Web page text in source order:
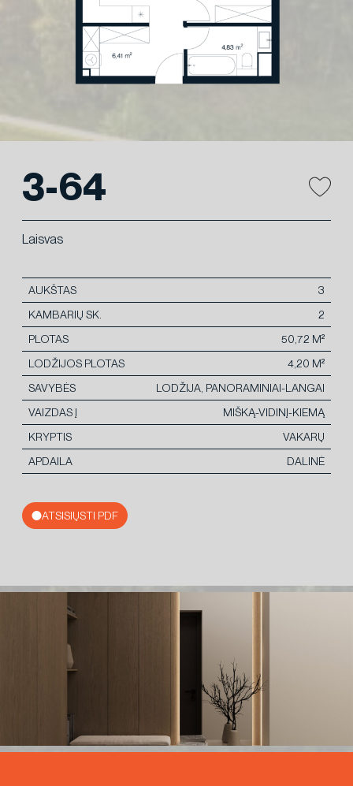
3-64
Laisvas
AUKŠTAS
3
KAMBARIŲ SK.
2
PLOTAS
50,72 M²
LODŽIJOS PLOTAS
4,20 M²
SAVYBĖS
LODŽIJA, PANORAMINIAI-LANGAI
VAIZDAS Į
MIŠKĄ-VIDINĮ-KIEMĄ
KRYPTIS
VAKARŲ
APDAILA
DALINĖ
ATSISIŲSTI PDF